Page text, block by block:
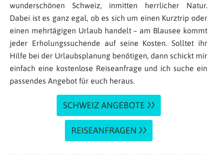
wunderschönen Schweiz, inmitten herrlicher Natur.
Dabei ist es ganz egal, ob es sich um einen Kurztrip oder
einen mehrtägigen Urlaub handelt – am Blausee kommt
jeder Erholungssuchende auf seine Kosten. Solltet ihr
Hilfe bei der Urlaubsplanung benötigen, dann schickt mir
einfach eine kostenlose Reiseanfrage und ich suche ein
passendes Angebot für euch heraus.
SCHWEIZ ANGEBOTE
REISEANFRAGEN